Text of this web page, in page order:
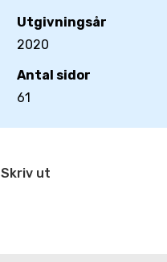
Utgivningsår
2020
Antal sidor
61
Skriv ut